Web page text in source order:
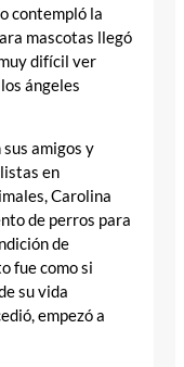
contempló la
mascotas llegó
difícil ver
ángeles
amigos y
en
Carolina
de perros para
de
fue como si
su vida
empezó a